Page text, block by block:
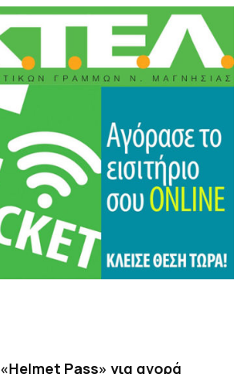
«Helmet Pass» για αγορά